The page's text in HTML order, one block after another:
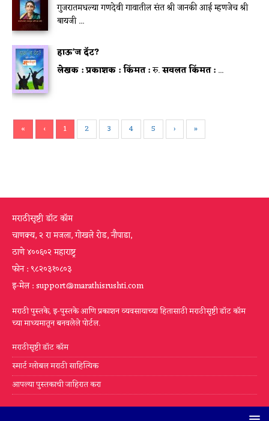
गुजरातमधल्या गणदेवी गावातील संत श्री जानकी आई म्हणजेच श्री
बायजी ...
हाऊ’ज दॅट?
लेखक :प्रकाशक :किंमत :रु.सवलत किंमत : ...
« ‹ 1 2 3 4 5 › »
मराठीसृष्टी डॉट कॉम
चाणक्य, २ रा मजला, गोखले रोड, नौपाडा,
ठाणे ४००६०२ महाराष्ट्र
फोन : ९८२०३१०८०३
इ-मेल : support@marathisrushti.com
मराठी पुस्तके, इ-पुस्तके आणि प्रकाशन व्यवसायाच्या हितासाठी मराठीसृष्टी डॉट कॉम
च्या माध्यमातून बनवलेले पोर्टल.
मराठीसृष्टी डॉट कॉम
स्मार्ट ग्लोबल मराठी साहित्यिक
आपल्या पुस्तकाची जाहिरात करा